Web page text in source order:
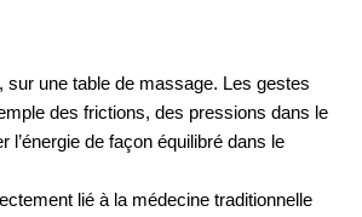
sur une table de massage. Les gestes
des frictions, des pressions dans le
l’énergie de façon équilibré dans le
lié à la médecine traditionnelle